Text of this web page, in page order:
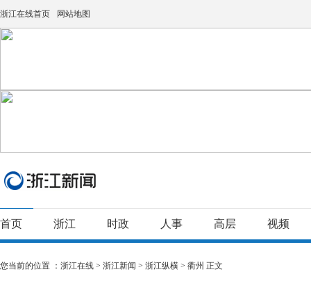
浙江在线首页 网站地图
首页 浙江 时政 人事 高层 视频
您当前的位置 ： 浙江在线 > 浙江新闻 > 浙江纵横 > 衢州 正文